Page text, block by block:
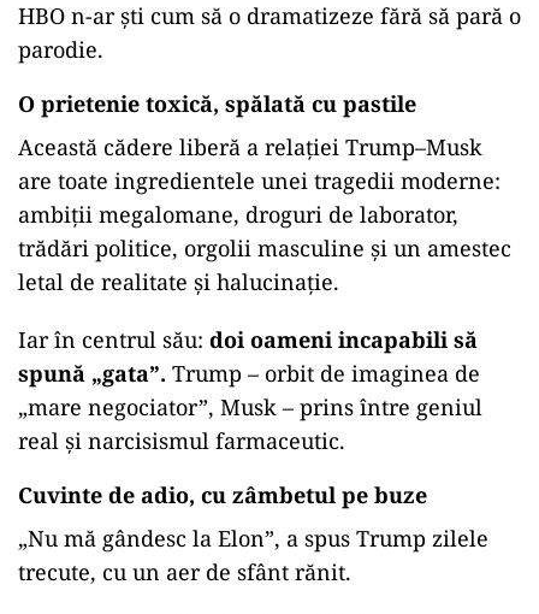
HBO n-ar ști cum să o dramatizeze fără să pară o
parodie.
O prietenie toxică, spălată cu pastile
Această cădere liberă a relației Trump–Musk
are toate ingredientele unei tragedii moderne:
ambiții megalomane, droguri de laborator,
trădări politice, orgolii masculine și un amestec
letal de realitate și halucinație.
Iar în centrul său: doi oameni incapabili să
spună „gata”. Trump – orbit de imaginea de
„mare negociator”, Musk – prins între geniul
real și narcisismul farmaceutic.
Cuvinte de adio, cu zâmbetul pe buze
„Nu mă gândesc la Elon”, a spus Trump zilele
trecute, cu un aer de sfânt rănit.